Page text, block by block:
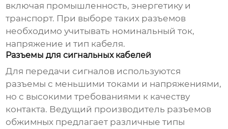
включая промышленность, энергетику и
транспорт. При выборе таких разъемов
необходимо учитывать номинальный ток,
напряжение и тип кабеля.
Разъемы для сигнальных кабелей
Для передачи сигналов используются
разъемы с меньшими токами и напряжениями,
но с высокими требованиями к качеству
контакта. Ведущий производитель разъемов
обжимных предлагает различные типы